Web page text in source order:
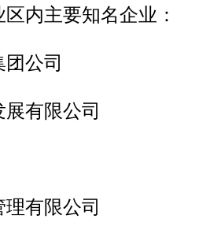
区内主要知名企业：
团公司
展有限公司
理有限公司